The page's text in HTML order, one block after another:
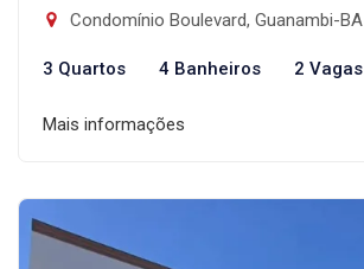
Condomínio Boulevard, Guanambi-BA
3 Quartos 4 Banheiros 2 Vagas
Mais informações